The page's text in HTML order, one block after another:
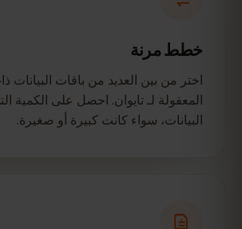
خطط مرنة
اختر من بين العديد من باقات البيانات
المعقولة لـ تايوان. احصل على الكمية
البيانات، سواء كانت كبيرة أو صغيرة.